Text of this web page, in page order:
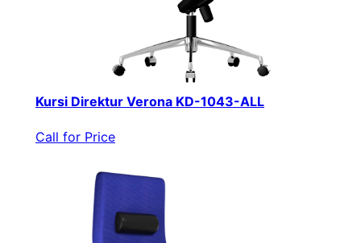
Kursi Direktur Verona KD-1043-ALL
Call for Price